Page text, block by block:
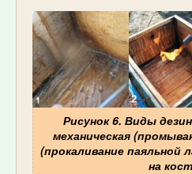
Рисунок 6. Виды
механическая
(прокаливание паяльной
на